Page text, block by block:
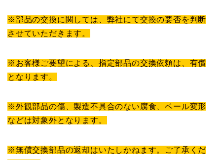
※部品の交換に関しては、弊社にて交換の要否を判断
させていただきます。
※お客様ご要望による、指定部品の交換依頼は、有償
となります。
※外観部品の傷、製造不具合のない腐食、ベール変形
などは対象外となります。
※無償交換部品の返却はいたしかねます。ご了承くだ